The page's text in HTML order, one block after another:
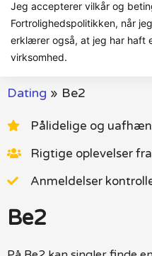
Jeg accepterer vilkår og
Fortrolighedspolitikken, når
erklærer også, at jeg har haft
virksomhed.
Dating » Be2
Pålidelige og
Rigtige oplevelser
Anmeldelser
Be2